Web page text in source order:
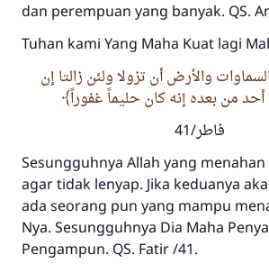
dan perempuan yang banyak. QS.
Tuhan kami Yang Maha Kuat lagi
والأرض أن تزولا ولئن زالتا إن
من بعده إنه كان حليماً غفوراً
فاطر/41
Sesungguhnya Allah yang
agar tidak lenyap. Jika keduanya
ada seorang pun yang mampu
Nya. Sesungguhnya Dia Maha
Pengampun. QS. Fatir /41.
Jawaban no.